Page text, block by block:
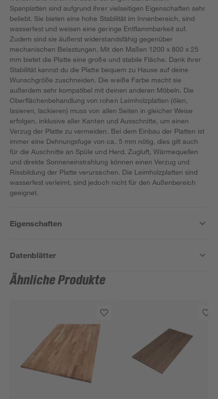
Spanplatten sind aufgrund ihrer vielseitigen Eigenschaften sehr
beliebt. Sie bieten eine hohe Stabilität im Innenbereich, sind
wasserfest und weisen eine geringe Entflammbarkeit auf.
Zudem sind sie äußerst widerstandsfähig gegenüber
mechanischen Belastungen. Mit den Maßen 1200 x 800 x 25
mm bietet die Platte eine große und stabile Fläche. Dank ihrer
Stabilität kannst du die Platte bequem zu Hause auf deine
Wunschgröße zuschneiden. Die weiße Farbe macht sie
außerdem sehr kompatibel mit deinen anderen Möbeln. Die
Oberflächenbehandlung von rohen Leimholzplatten (ölen,
lasieren, lackieren) muss von allen Seiten in gleicher Weise
erfolgen, inklusive aller Kanten und Ausschnitte, um einen
Verzug der Platte zu vermeiden. Bei dem Einbau der Platten ist
immer eine Dehnungsfuge von ca. 5 mm nötig, dies gilt auch
für die Auschnitte an Spüle und Herd. Zugluft, Wärmequellen
und direkte Sonneneinstrahlung können einen Verzug und
Rissbildung der Platte verursachen. Die Leimholzplatten sind
wasserfest verleimt, sind jedoch nicht für den Außenbereich
geeignet.
Eigenschaften
Datenblätter
Ähnliche Produkte